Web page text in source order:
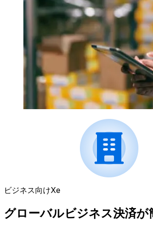
ビジネス向けXe
グローバルビジネス決済が